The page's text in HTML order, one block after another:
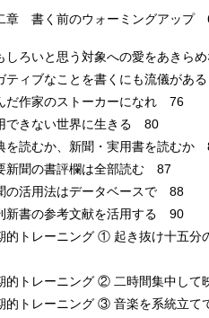
章 書く前のウォーミングアップ
しろいと思う対象への愛をあきら
ティブなことを書くにも流儀があ
だ作家のストーカーになれ 76
できない世界に生きる 80
を読むか、新聞・実用書を読むか
新聞の書評欄は全部読む 87
の活用法はデータベースで 88
新書の参考文献を活用する 90
的トレーニング ① 起き抜け十五分
的トレーニング ② 二時間集中し
的トレーニング ③ 音楽を系統立